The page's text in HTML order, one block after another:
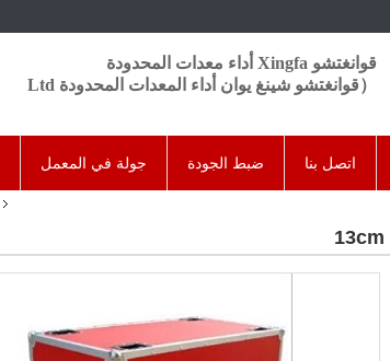
قوانغتشو Xingfa أداء معدات المحدودة
（قوانغتشو شينغ يوان أداء المعدات المحدودة Ltd
جولة في المعمل ضبط الجودة اتصل بنا